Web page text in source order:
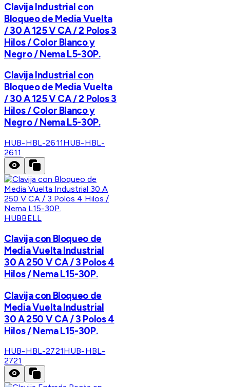
Clavija Industrial con
Bloqueo de Media Vuelta
/ 30 A 125 V CA / 2 Polos 3
Hilos / Color Blanco y
Negro / Nema L5-30P.
Clavija Industrial con
Bloqueo de Media Vuelta
/ 30 A 125 V CA / 2 Polos 3
Hilos / Color Blanco y
Negro / Nema L5-30P.
HUB-HBL-2611HUB-HBL-
2611
HUBBELL
Clavija con Bloqueo de
Media Vuelta Industrial
30 A 250 V CA / 3 Polos 4
Hilos / Nema L15-30P.
Clavija con Bloqueo de
Media Vuelta Industrial
30 A 250 V CA / 3 Polos 4
Hilos / Nema L15-30P.
HUB-HBL-2721HUB-HBL-
2721